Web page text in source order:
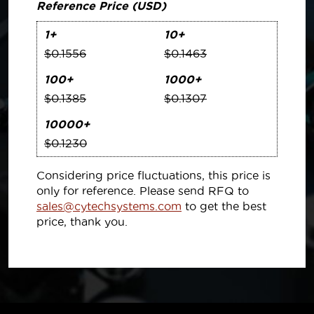
Reference Price (USD)
1+
$0.1556
10+
$0.1463
100+
$0.1385
1000+
$0.1307
10000+
$0.1230
Considering price fluctuations, this price is
only for reference. Please send RFQ to
sales@cytechsystems.com to get the best
price, thank you.